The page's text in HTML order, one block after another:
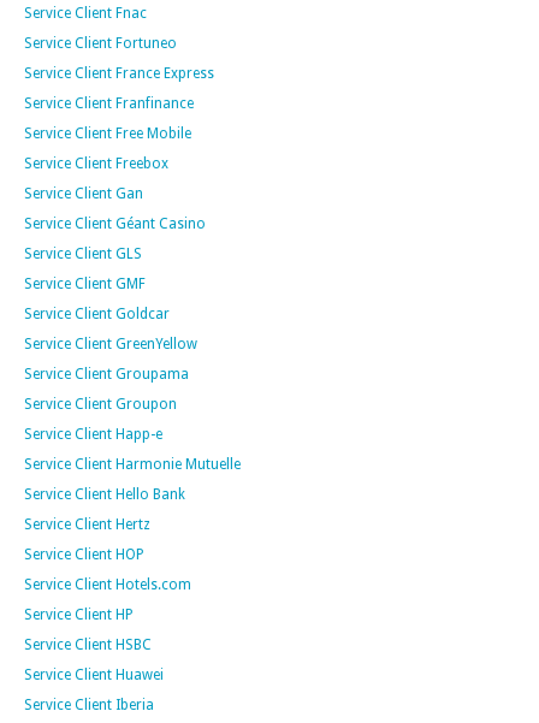
Service Client Fnac
Service Client Fortuneo
Service Client France Express
Service Client Franfinance
Service Client Free Mobile
Service Client Freebox
Service Client Gan
Service Client Géant Casino
Service Client GLS
Service Client GMF
Service Client Goldcar
Service Client GreenYellow
Service Client Groupama
Service Client Groupon
Service Client Happ-e
Service Client Harmonie Mutuelle
Service Client Hello Bank
Service Client Hertz
Service Client HOP
Service Client Hotels.com
Service Client HP
Service Client HSBC
Service Client Huawei
Service Client Iberia